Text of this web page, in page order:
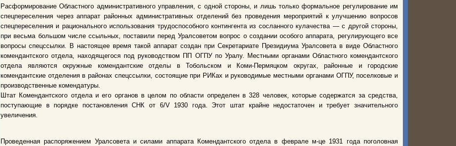
Расформирование Областного административного управления, с одной стороны, и лишь только формальное регулирование им
спецпереселения через аппарат районных административных отделений без проведения мероприятий к улучшению вопросов
спецпереселения и рационального использования трудоспособного контингента из сосланного кулачества — с другой стороны,
при весьма большом числе ссыльных, поставили перед Уралсоветом вопрос о создании особого аппарата, регулирующего все
вопросы спецссылки. В настоящее время такой аппарат создан при Секретариате Президиума Уралсовета в виде Областного
комендантского отдела, находящегося под руководством ПП ОГПУ по Уралу. Местными органами Областного комендантского
отдела являются окружные комендантские отделы в Тобольском и Коми-Пермяцком округах, районные и городские
комендантские отделения в районах спецссылки, состоящие при РИКах и руководимые местными органами ОГПУ, поселковые и
производственные комендатуры.
Штат Комендантского отдела и его органов в целом по области определен в 328 человек, которые содержатся за средства,
поступающие в порядке постановления СНК от 6/V 1930 года. Этот штат крайне недостаточен и требует значительного
увеличения.
Проведенная распоряжением Уралсовета и силами аппарата Комендантского отдела в феврале м-це 1931 года поголовная